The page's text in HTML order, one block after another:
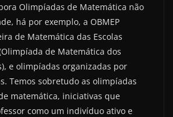
Olimpíadas de Matemática não
há por exemplo, a OBMEP
de Matemática das Escolas
de Matemática dos
e olimpíadas organizadas por
Temos sobretudo as olimpíadas
matemática, iniciativas que
como um indivíduo ativo e